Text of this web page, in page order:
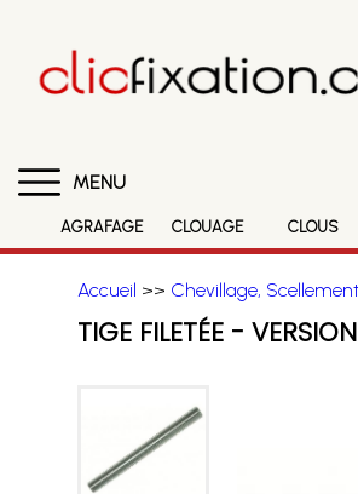
MENU
AGRAFAGE CLOUAGE CLOUS
Accueil >> Chevillage,
TIGE FILETÉE -